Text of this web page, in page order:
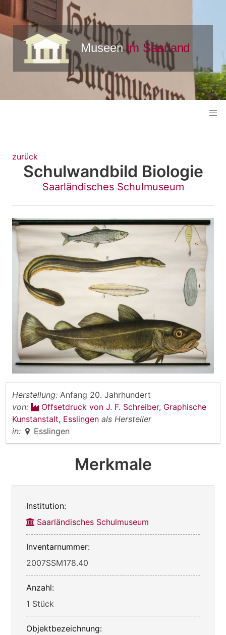
zurück
Schulwandbild Biologie
Saarländisches Schulmuseum
Herstellung: Anfang 20. Jahrhundert
von:
Offsetdruck von J. F. Schreiber, Graphische
Kunstanstalt, Esslingen als Hersteller
in:
Esslingen
Merkmale
Institution:
Saarländisches Schulmuseum
Inventarnummer:
2007SSM178.40
Anzahl:
1 Stück
Objektbezeichnung: